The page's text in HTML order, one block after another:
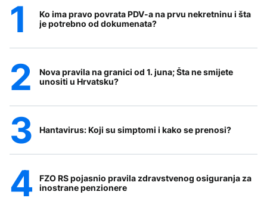
Ko ima pravo povrata PDV-a na prvu nekretninu i šta
je potrebno od dokumenata?
Nova pravila na granici od 1. juna; Šta ne smijete
unositi u Hrvatsku?
Hantavirus: Koji su simptomi i kako se prenosi?
FZO RS pojasnio pravila zdravstvenog osiguranja za
inostrane penzionere